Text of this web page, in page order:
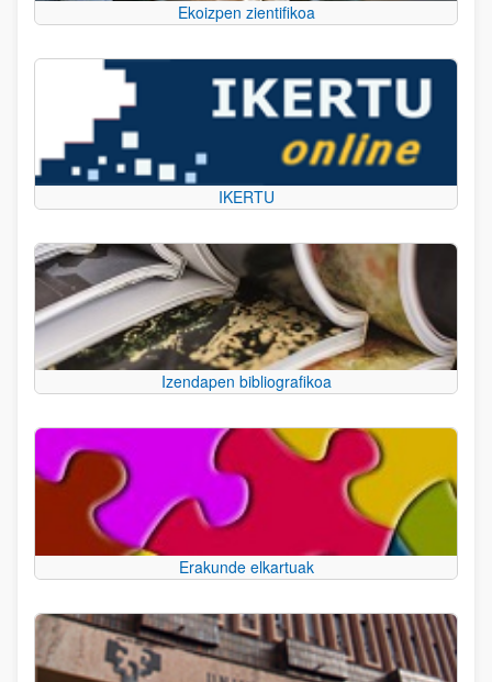
Ekoizpen zientifikoa
IKERTU
Izendapen bibliografikoa
Erakunde elkartuak